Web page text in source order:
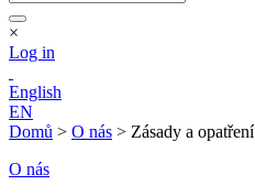
×
Log in
English
EN
Domů > O nás > Zásady a opatření
O nás